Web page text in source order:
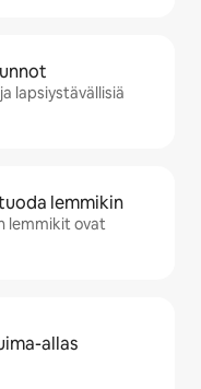
lapsiystävällisiä
lemmikin
lemmikit ovat
allas